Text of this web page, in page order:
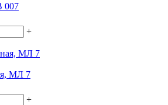
007
+
МЛ 7
+